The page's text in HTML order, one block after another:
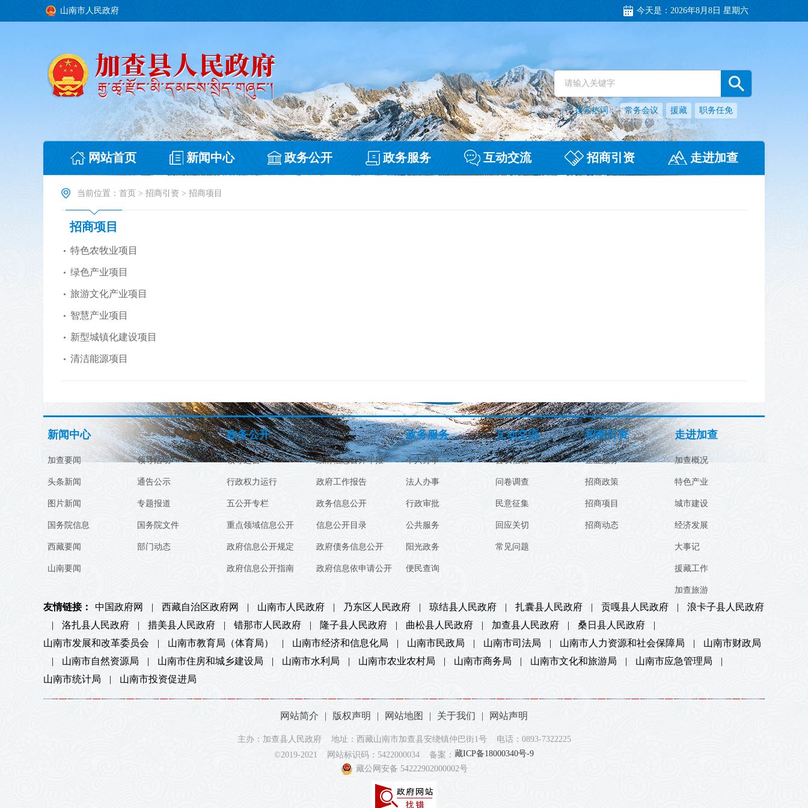
山南市人民政府 今天是： 2026年8月8日 星期六
搜索热词： 常务会议 援藏 职务任免
网站首页 新闻中心 政务公开 政务服务 互动交流 招商引资 走进加查
当前位置： 首页 > 招商引资 > 招商项目
招商项目
特色农牧业项目
绿色产业项目
旅游文化产业项目
智慧产业项目
新型城镇化建设项目
清洁能源项目
新闻中心
加查要闻
头条新闻
图片新闻
国务院信息
西藏要闻
山南要闻
领导活动
通告公示
专题报道
国务院文件
部门动态
政务公开
领导之窗
行政权力运行
五公开专栏
重点领域信息公开
政府信息公开规定
政府信息公开指南
政府信息公开年报
政府工作报告
政务信息公开
信息公开目录
政府债务信息公开
政府信息依申请公开
政务服务
个人办事
法人办事
行政审批
公共服务
阳光政务
便民查询
互动交流
县长信箱
问卷调查
民意征集
回应关切
常见问题
招商引资
企业服务
招商政策
招商项目
招商动态
走进加查
加查概况
特色产业
城市建设
经济发展
大事记
援藏工作
加查旅游
友情链接： 中国政府网 | 西藏自治区政府网 | 山南市人民政府 | 乃东区人民政府 | 琼结县人民政府 | 扎囊县人民政府 | 贡嘎县人民政府 |
浪卡子县人民政府
|
洛扎县人民政府 | 措美县人民政府 | 错那市人民政府 | 隆子县人民政府 | 曲松县人民政府 | 加查县人民政府 | 桑日县人民政府
|
山南市发展和改革委员会
| 山南市教育局（体育局） | 山南市经济和信息化局 | 山南市民政局 | 山南市司法局 | 山南市人力资源和社会保障局 |
山南市财政局
|
山南市自然资源局 | 山南市住房和城乡建设局 | 山南市水利局 | 山南市农业农村局 | 山南市商务局 | 山南市文化和旅游局 | 山南市应急管理局
|
山南市统计局
| 山南市投资促进局
网站简介 | 版权声明 | 网站地图 | 关于我们 | 网站声明
主办：加查县人民政府 地址：西藏山南市加查县安绕镇仲巴街1号 电话：0893-7322225
©2019-2021 网站标识码：5422000034 备案： 藏ICP备18000340号-9
藏公网安备 54222902000002号